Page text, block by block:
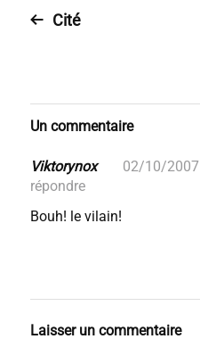
Cité
Un commentaire
Viktorynox 02/10/2007
répondre
Bouh! le vilain!
Laisser un commentaire